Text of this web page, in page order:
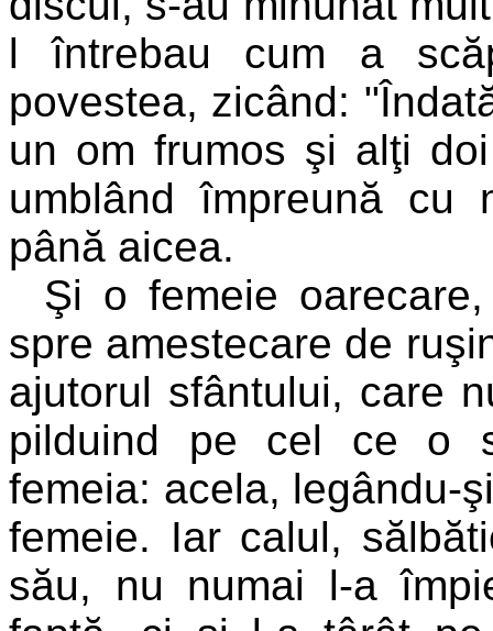
l întrebau cum a
povestea, zicând:
un om frumos şi alţi
umblând împreună
până aicea.
Şi o femeie
spre amestecare de
ajutorul sfântului, care
pilduind pe cel ce o
femeia: acela, legându-
femeie. Iar calul,
său, nu numai l-a